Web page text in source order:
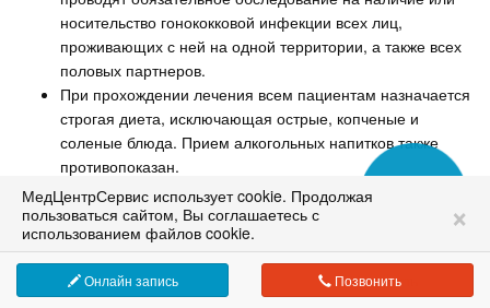
Сеть медицинских клиник в Москве
работаем с 1995 года
носительство гонококковой инфекции всех лиц,
проживающих с ней на одной территории, а также всех
половых партнеров.
При прохождении лечения всем пациентам назначается
строгая диета, исключающая острые, копченые и
соленые блюда. Прием алкогольных напитков также
противопоказан.
Контрольные обследования пациентов после
лечения гонореи
Проводят три этапа контрольных обследований:
Спустя 7-10 суток после завершения курса антибиотиков
МедЦентрСервис использует cookie. Продолжая
пользоваться сайтом, Вы соглашаетесь с
использованием файлов cookie.
×
Онлайн запись Позвонить